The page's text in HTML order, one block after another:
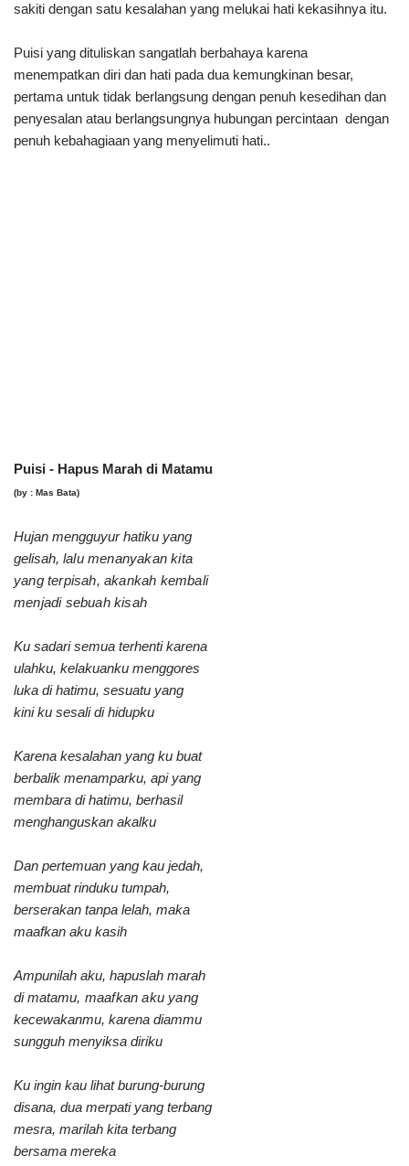
sakiti dengan satu kesalahan yang melukai hati kekasihnya itu.
Puisi yang dituliskan sangatlah berbahaya karena
menempatkan diri dan hati pada dua kemungkinan besar,
pertama untuk tidak berlangsung dengan penuh kesedihan dan
penyesalan atau berlangsungnya hubungan percintaan dengan
penuh kebahagiaan yang menyelimuti hati..
Puisi - Hapus Marah di Matamu
(by : Mas Bata)
Hujan mengguyur hatiku yang
gelisah, lalu menanyakan kita
yang terpisah, akankah kembali
menjadi sebuah kisah
Ku sadari semua terhenti karena
ulahku, kelakuanku menggores
luka di hatimu, sesuatu yang
kini ku sesali di hidupku
Karena kesalahan yang ku buat
berbalik menamparku, api yang
membara di hatimu, berhasil
menghanguskan akalku
Dan pertemuan yang kau jedah,
membuat rinduku tumpah,
berserakan tanpa lelah, maka
maafkan aku kasih
Ampunilah aku, hapuslah marah
di matamu, maafkan aku yang
kecewakanmu, karena diammu
sungguh menyiksa diriku
Ku ingin kau lihat burung-burung
disana, dua merpati yang terbang
mesra, marilah kita terbang
bersama mereka